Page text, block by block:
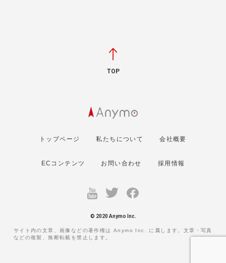
TOP
トップページ 私たちについて 会社概要
ECコンテンツ お問い合わせ 採用情報
© 2020 Anymo Inc.
サイト内の文章、画像などの著作権は Anymo Inc. に属します。文章・写真
などの複製、無断転載を禁止します。